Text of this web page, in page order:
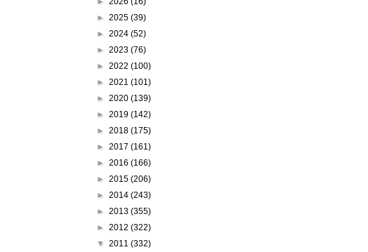
► 2025 (39)
► 2024 (52)
► 2023 (76)
► 2022 (100)
► 2021 (101)
► 2020 (139)
► 2019 (142)
► 2018 (175)
► 2017 (161)
► 2016 (166)
► 2015 (206)
► 2014 (243)
► 2013 (355)
► 2012 (322)
▼ 2011 (332)